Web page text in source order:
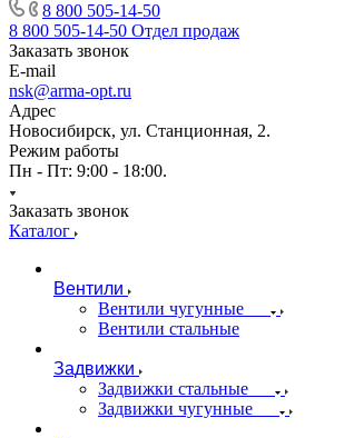
8 800 505-14-50
8 800 505-14-50 Отдел продаж
Заказать звонок
E-mail
nsk@arma-opt.ru
Адрес
Новосибирск, ул. Станционная, 2.
Режим работы
Пн - Пт: 9:00 - 18:00.
Заказать звонок
Каталог
Вентили
Вентили чугунные
Вентили стальные
Задвижки
Задвижки стальные
Задвижки чугунные